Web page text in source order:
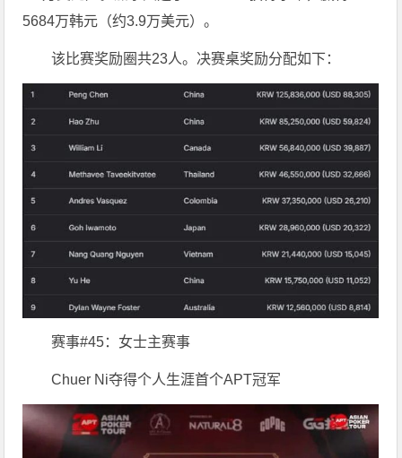
5684万韩元（约3.9万美元）。
该比赛奖励圈共23人。决赛桌奖励分配如下：
赛事#45：女士主赛事
Chuer Ni夺得个人生涯首个APT冠军